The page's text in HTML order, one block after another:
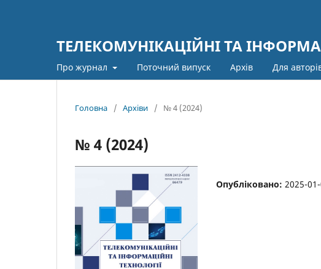
ТЕЛЕКОМУНІКАЦІЙНІ ТА
Про журнал Поточний випуск Архів Для
Головна / Архіви / № 4 (2024)
№ 4 (2024)
Опубліковано: 2025-